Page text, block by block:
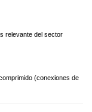
relevante del sector
(conexiones de